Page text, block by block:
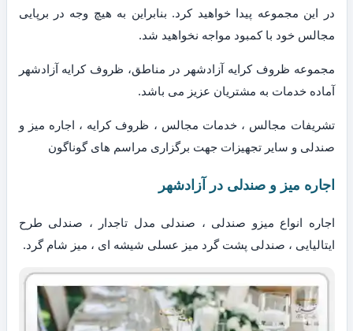
در این مجموعه پیدا خواهید کرد. بنابراین به هیچ وجه در برپایی
مجالس خود با کمبود مواجه نخواهید شد.
مجموعه ظروف کرایه آزادشهر در مناطق، ظروف کرایه آزادشهر
آماده خدمات به مشتریان عزیز می باشد.
تشریفات مجالس ، خدمات مجالس ، ظروف کرایه ، اجاره میز و
صندلی و سایر تجهیزات جهت برگزاری مراسم های گوناگون
اجاره میز و صندلی در آزادشهر
اجاره انواع میزو صندلی ، صندلی مدل تاجدار ، صندلی طرح
ایتالیایی ، صندلی پشت گرد میز عسلی شیشه ای ، میز شام گرد.